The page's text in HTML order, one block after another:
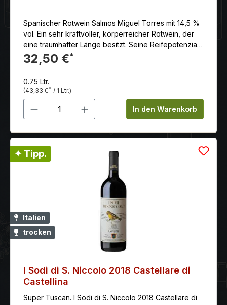
Spanischer Rotwein Salmos Miguel Torres mit 14,5 %
vol. Ein sehr kraftvoller, körperreicher Rotwein, der
eine traumhafter Länge besitzt. Seine Reifepotenzial
ist hervorragend.
32,50 €*
0.75 Ltr.
(43,33 €* / 1 Ltr.)
Produkt Anzahl: Gib denIn den Warenkorb
✦ Tipp.
Italien
trocken
I Sodi di S. Niccolo 2018 Castellare di
Castellina
Super Tuscan. I Sodi di S. Niccolo 2018 Castellare di